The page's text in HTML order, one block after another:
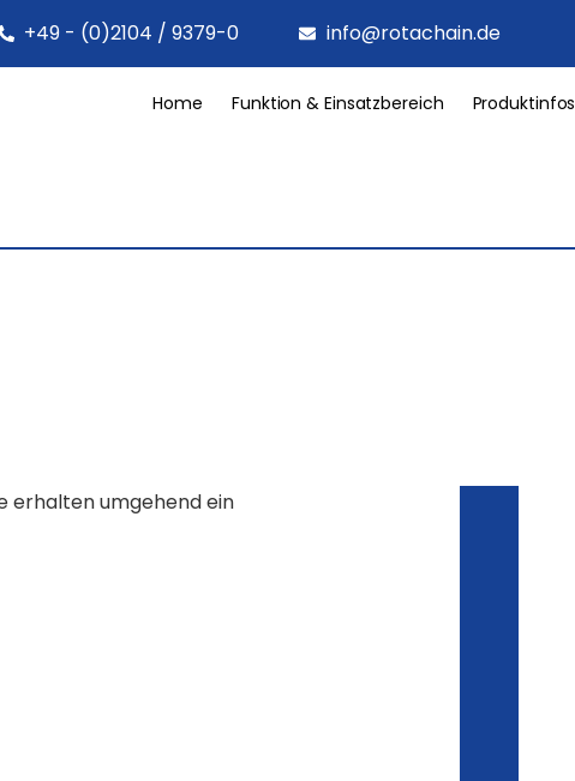
+49 - (0)2104 / 9379-0 info@rotachain.de
Home Funktion & Einsatzbereich Produktinfos
erhalten umgehend ein